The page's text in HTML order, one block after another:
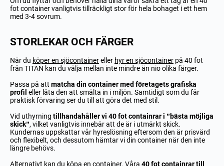
fot container vanligtvis tillräckligt stor för hela bohaget i ett hem
med 3-4 sovrum.
STORLEKAR OCH FÄRGER
När du köper en sjöcontainereller hyr en sjöcontainer på 40 fot
från TITAN kan du välja mellan inte mindre än nio olika färger.
Passa på att matcha din container med företagets grafiska
profil eller låta den att smälta in i miljön. Samtidigt som du får
praktisk förvaring ser du till att göra det med stil.
Vid uthyrning tillhandahåller vi 40 fot containrar i ”bästa möjliga
skick”, vilket vanligtvis innebär att de är i utmärkt skick.
Kundernas uppskattar vår hyreslösning eftersom den är prisvärd
och flexibelt, och dessutom hämtar vi din container när den inte
längre behövs.
Alternativt kan du köpa en container. Våra 40 fot containrar till